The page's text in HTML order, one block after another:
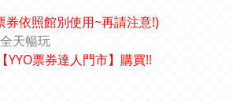
券依照館別使用~再請注意!)
天暢玩
YYO票券達人門市】購買!!